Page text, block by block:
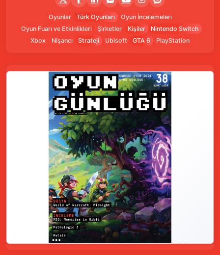
Oyunlar Türk Oyunları
Oyun İncelemeleri
Oyun Fuarı ve Etkinlikleri
Şirketler Kişiler
Nintendo Switch
Xbox
Nişancı Strateji Ubisoft GTA 6 PlayStation